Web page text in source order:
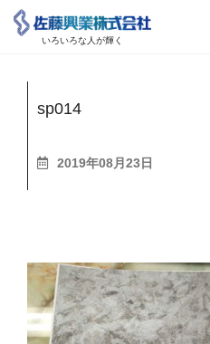
いろいろな人が輝く
sp014
2019年08月23日